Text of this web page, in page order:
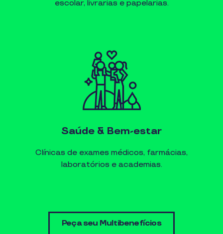
escolar, livrarias e papelarias.
Saúde & Bem-estar
Clínicas de exames médicos, farmácias,
laboratórios e academias.
Peça seu Multibenefícios